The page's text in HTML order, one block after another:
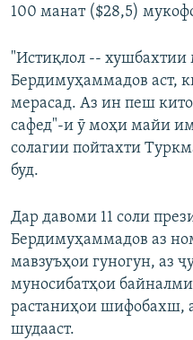
100 манат ($28,5)
"Истиқлол -- хушбахтии
Бердимуҳаммадов аст,
мерасад. Аз ин пеш
сафед"-и ӯ моҳи майи
солагии пойтахти
буд.
Дар давоми 11 соли
Бердимуҳаммадов аз
мавзуъҳои гуногун, аз
муносибатҳои
растаниҳои шифобахш,
шудааст.